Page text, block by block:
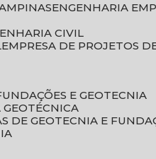
ENGENHARIA
CIVIL
EMPRESA DE PROJETOS
E GEOTECNIA
GEOTÉCNICA
DE GEOTECNIA E